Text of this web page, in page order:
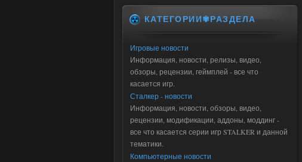
КАТЕГОРИИ✾РАЗДЕЛА
Игровые новости
Информация, новости, релизы, видео,
обзоры, рецензии, геймплей - все что
касается игр.
Сталкер - новости
Информация, новости, обзоры, видео,
рецензии, модификации, аддоны, моддинг -
все что касается серии игр STALKER и данной
тематики.
Компьютерные новости